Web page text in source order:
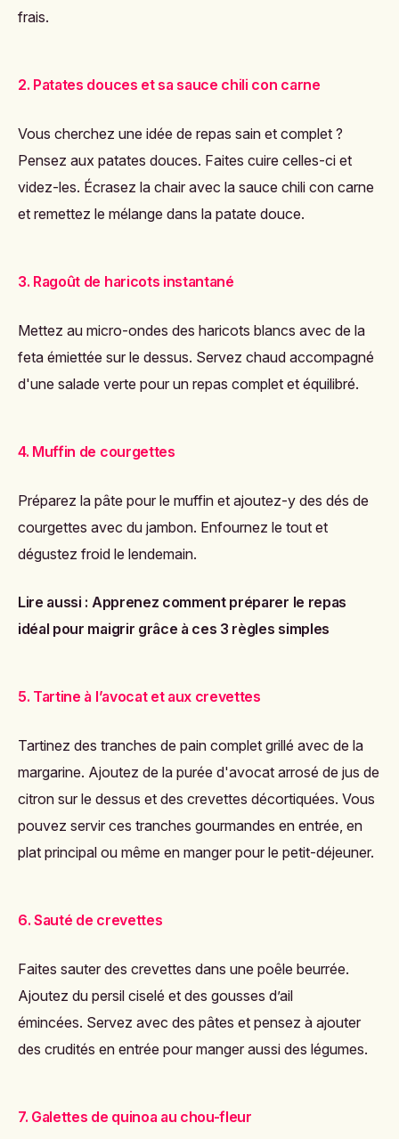
frais.
2. Patates douces et sa sauce chili con carne
Vous cherchez une idée de repas sain et complet ?
Pensez aux patates douces. Faites cuire celles-ci et
videz-les. Écrasez la chair avec la sauce chili con carne
et remettez le mélange dans la patate douce.
3. Ragoût de haricots instantané
Mettez au micro-ondes des haricots blancs avec de la
feta émiettée sur le dessus. Servez chaud accompagné
d'une salade verte pour un repas complet et équilibré.
4. Muffin de courgettes
Préparez la pâte pour le muffin et ajoutez-y des dés de
courgettes avec du jambon. Enfournez le tout et
dégustez froid le lendemain.
Lire aussi : Apprenez comment préparer le repas
idéal pour maigrir grâce à ces 3 règles simples
5. Tartine à l’avocat et aux crevettes
Tartinez des tranches de pain complet grillé avec de la
margarine. Ajoutez de la purée d'avocat arrosé de jus de
citron sur le dessus et des crevettes décortiquées. Vous
pouvez servir ces tranches gourmandes en entrée, en
plat principal ou même en manger pour le petit-déjeuner.
6. Sauté de crevettes
Faites sauter des crevettes dans une poêle beurrée.
Ajoutez du persil ciselé et des gousses d’ail
émincées. Servez avec des pâtes et pensez à ajouter
des crudités en entrée pour manger aussi des légumes.
7. Galettes de quinoa au chou-fleur